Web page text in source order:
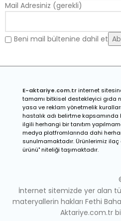
Mail Adresiniz (gerekli)
Beni mail bültenine dahil et
E-aktariye.com.trinternet
tamamı bitkisel destekleyici gıda
yasa ve reklam yönetmelik
hastalık adı belirtme
ilgili herhangi bir tanıtım
medya platfromlarında dahi
sunulmamaktadır. Ürünlerimiz ilaç
ürünü" niteliği taşımaktadır.
İnternet sitemizde yer alan
materyallerin hakları Fethi
Aktariye.com.tr